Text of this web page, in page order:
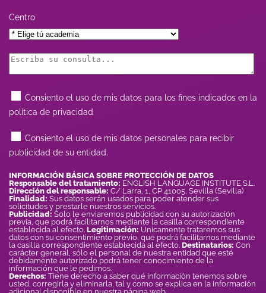
Centro
Consiento el uso de mis datos para los fines indicados en la
política de privacidad
Consiento el uso de mis datos personales para recibir
publicidad de su entidad.
INFORMACIÓN BÁSICA SOBRE PROTECCIÓN DE DATOS
Responsable del tratamiento: ENGLISH LANGUAGE INSTITUTE,S.L.
Dirección del responsable: C/ Larra, 1, CP 41005, Sevilla (Sevilla)
Finalidad: Sus datos serán usados para poder atender sus
solicitudes y prestarle nuestros servicios.
Publicidad: Solo le enviaremos publicidad con su autorización
previa, que podrá facilitarnos mediante la casilla correspondiente
establecida al efecto. Legitimación: Únicamente trataremos sus
datos con su consentimiento previo, que podrá facilitarnos mediante
la casilla correspondiente establecida al efecto. Destinatarios: Con
carácter general, sólo el personal de nuestra entidad que esté
debidamente autorizado podrá tener conocimiento de la
información que le pedimos.
Derechos: Tiene derecho a saber qué información tenemos sobre
usted, corregirla y eliminarla, tal y como se explica en la información